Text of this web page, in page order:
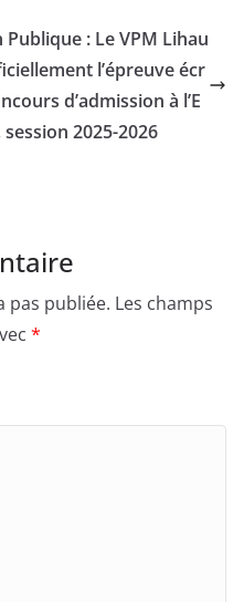
Publique : Le VPM Lihau
l’épreuve écr
d’admission à l’E
session 2025-2026
pas publiée. Les champs
*